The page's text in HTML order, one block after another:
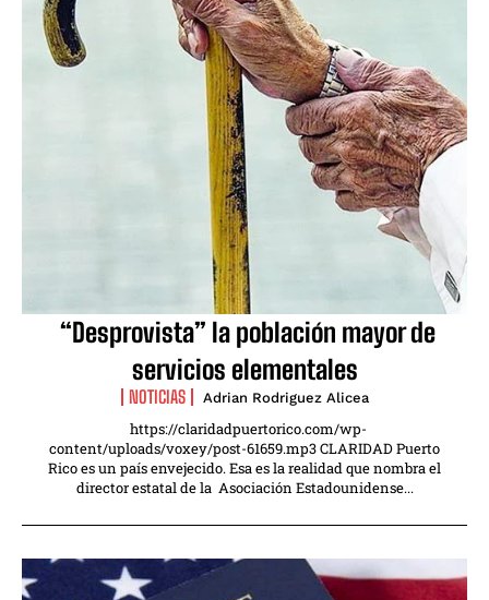
“Desprovista” la población mayor de
servicios elementales
NOTICIAS Adrian Rodriguez Alicea
content/uploads/voxey/post-61659.mp3 CLARIDAD Puerto
Rico es un país envejecido. Esa es la realidad que nombra el
director estatal de la Asociación Estadounidense...